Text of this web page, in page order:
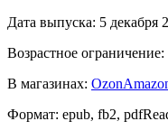
Дата выпуска: 5 декабря
Возрастное ограничение:
В магазинах: Ozon
Формат: epub, fb2,